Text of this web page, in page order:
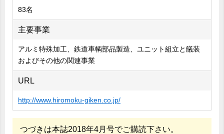
83名
主要事業
アルミ特殊加工、鉄道車輌部品製造、ユニット組立と艤装
およびその他の関連事業
URL
http://www.hiromoku-giken.co.jp/
つづきは本誌2018年4月号でご購読下さい。